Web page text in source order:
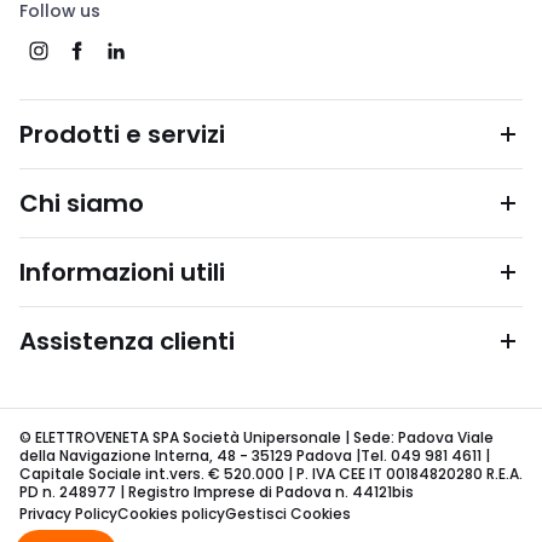
Follow us
Prodotti e servizi
Chi siamo
Informazioni utili
Assistenza clienti
© ELETTROVENETA SPA Società Unipersonale | Sede: Padova Viale
della Navigazione Interna, 48 - 35129 Padova |Tel. 049 981 4611 |
Capitale Sociale int.vers. € 520.000 | P. IVA CEE IT 00184820280 R.E.A.
PD n. 248977 | Registro Imprese di Padova n. 44121bis
Privacy PolicyCookies policyGestisci Cookies